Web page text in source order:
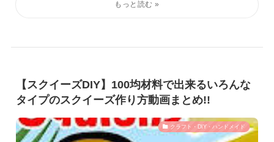
【スクイーズDIY】100均材料で出来るいろんな
タイプのスクイーズ作り方動画まとめ!!
クラフト・DIY・ハンドメイド